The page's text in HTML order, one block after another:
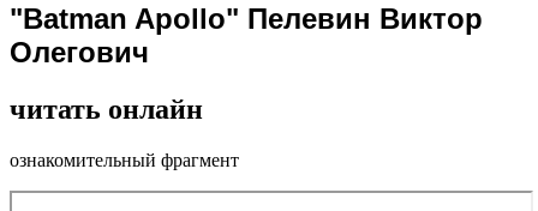
"Batman Apollo" Пелевин Виктор
Олегович
читать онлайн
ознакомительный фрагмент